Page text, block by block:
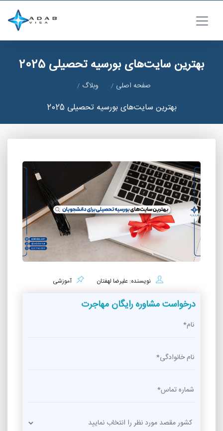
بهترین سایت‌های بورسیه تحصیلی 2025
صفحه اصلی وبلاگ
بهترین سایت‌های بورسیه تحصیلی 2025
نویسنده: علیرضا لهفتان آموزشی
درخواست مشاوره رایگان مهاجرت